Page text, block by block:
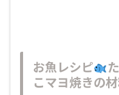
お魚レシピ
こマヨ焼きの